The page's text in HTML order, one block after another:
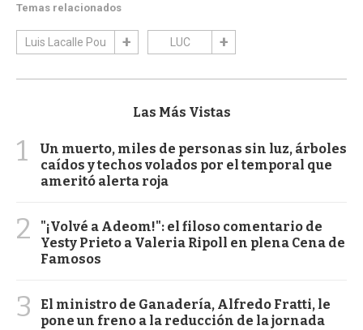
Temas relacionados
Luis Lacalle Pou LUC
Las Más Vistas
1
Un muerto, miles de personas sin luz, árboles
caídos y techos volados por el temporal que
ameritó alerta roja
2
"¡Volvé a Adeom!": el filoso comentario de
Yesty Prieto a Valeria Ripoll en plena Cena de
Famosos
3
El ministro de Ganadería, Alfredo Fratti, le
pone un freno a la reducción de la jornada